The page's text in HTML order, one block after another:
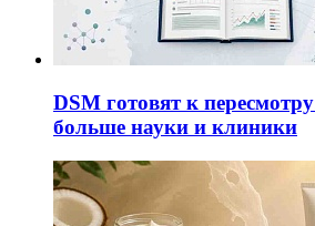
DSM готовят к
больше науки и клиники